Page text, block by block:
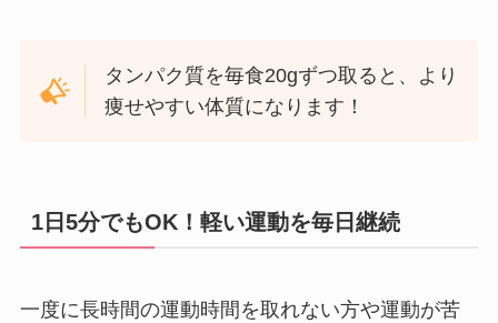
タンパク質を毎食20gずつ取ると、より
痩せやすい体質になります！
1日5分でもOK！軽い運動を毎日継続
一度に長時間の運動時間を取れない方や運動が苦